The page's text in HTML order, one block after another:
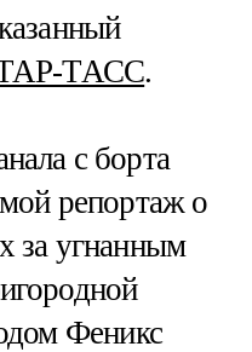
ТАСС.
с борта
репортаж о
за угнанным
Феникс